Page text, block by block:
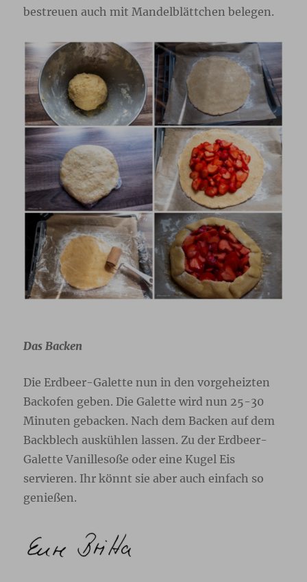
bestreuen auch mit Mandelblättchen belegen.
Das Backen
Die Erdbeer-Galette nun in den vorgeheizten
Backofen geben. Die Galette wird nun 25-30
Minuten gebacken. Nach dem Backen auf dem
Backblech auskühlen lassen. Zu der Erdbeer-
Galette Vanillesoße oder eine Kugel Eis
servieren. Ihr könnt sie aber auch einfach so
genießen.